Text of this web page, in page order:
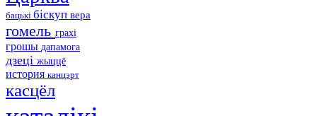
бацькі біскуп вера
гомель грахі
грошы дапамога
дзеці жыццё
история канцэрт
касцёл